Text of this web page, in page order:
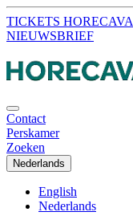
TICKETS HORECAVA
NIEUWSBRIEF
Contact
Perskamer
Zoeken
Nederlands
English
Nederlands